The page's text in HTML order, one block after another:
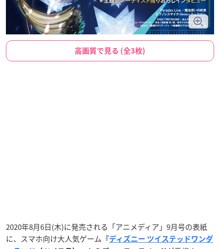
高画質で見る (全3枚)
2020年8月6日(木)に発売される「アニメディア」9月号の表紙
に、スマホ向け大人気ゲーム 『ディズニー ツイステッドワンダ